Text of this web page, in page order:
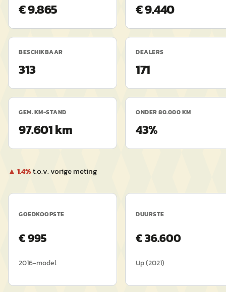
€ 9.865 € 9.440
BESCHIKBAAR
313
DEALERS
171
GEM. KM-STAND
97.601 km
ONDER 80.000 KM
43%
▲ 1.4%t.o.v. vorige meting
GOEDKOOPSTE
€995
2016-model
DUURSTE
€36.600
Up(2021)